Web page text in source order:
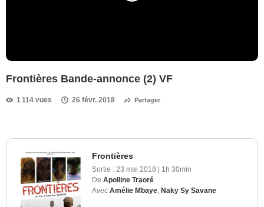
Frontières Bande-annonce (2) VF
1 114 vues 26 févr. 2018 Partager
Frontières
Sortie : 23 mai 2018 | 1h 30min
De Apolline Traoré
Avec Amélie Mbaye Naky Sy Savane